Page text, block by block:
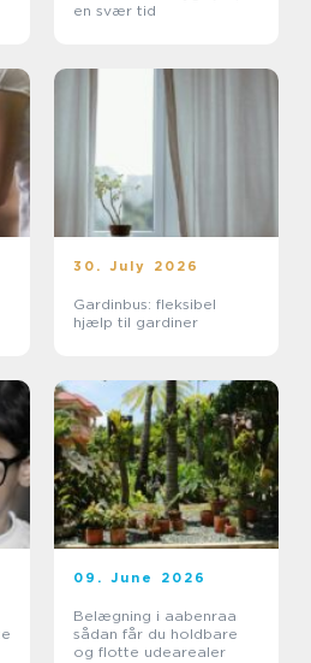
en svær tid
30. July 2026
Gardinbus: fleksibel
hjælp til gardiner
09. June 2026
Belægning i aabenraa
sådan får du holdbare
og flotte udearealer